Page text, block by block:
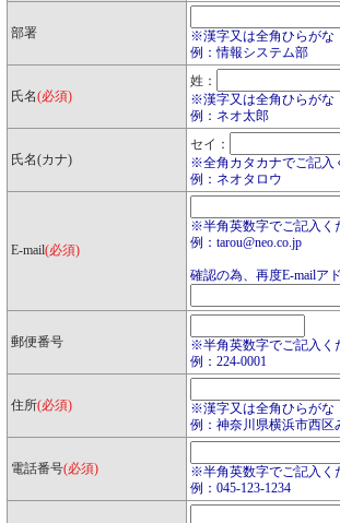
部署
※漢字又は全角ひらがな
例：情報システム部
氏名(必須)
姓：
※漢字又は全角ひらがな
例：ネオ太郎
氏名(カナ)
セイ：
※全角カタカナでご記入
例：ネオタロウ
E-mail(必須)
※半角英数字でご記入く
例：tarou@neo.co.jp
確認の為、再度E-mailア
郵便番号
※半角英数字でご記入く
例：224-0001
住所(必須)
※漢字又は全角ひらがな
例：神奈川県横浜市西
電話番号(必須)
※半角英数字でご記入く
例：045-123-1234